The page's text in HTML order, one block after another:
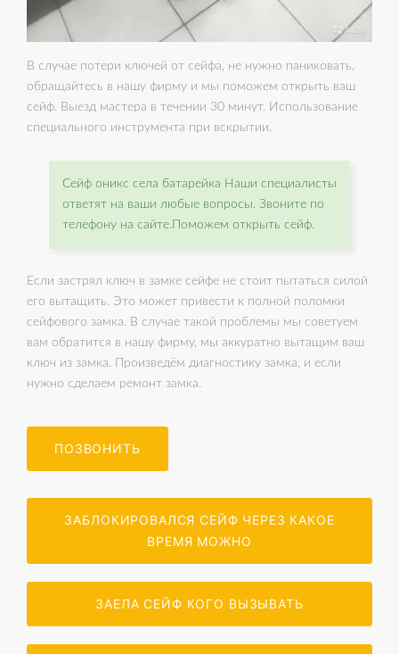
В случае потери ключей от сейфа, не нужно паниковать,
обращайтесь в нашу фирму и мы поможем открыть ваш
сейф. Выезд мастера в течении 30 минут. Использование
специального инструмента при вскрытии.
Сейф оникс села батарейка Наши специалисты
ответят на ваши любые вопросы. Звоните по
телефону на сайте.Поможем открыть сейф.
Если застрял ключ в замке сейфе не стоит пытаться силой
его вытащить. Это может привести к полной поломки
сейфового замка. В случае такой проблемы мы советуем
вам обратится в нашу фирму, мы аккуратно вытащим ваш
ключ из замка. Произведём диагностику замка, и если
нужно сделаем ремонт замка.
ПОЗВОНИТЬ
ЗАБЛОКИРОВАЛСЯ СЕЙФ ЧЕРЕЗ КАКОЕ
ВРЕМЯ МОЖНО
ЗАЕЛА СЕЙФ КОГО ВЫЗЫВАТЬ